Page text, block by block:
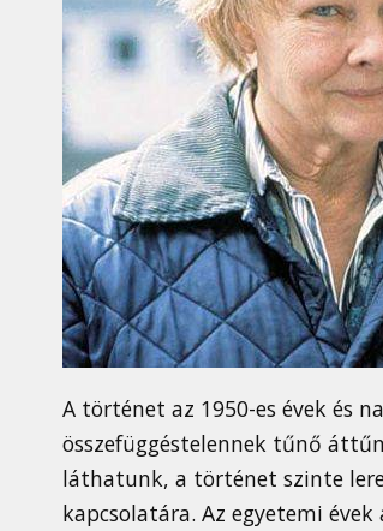
A történet az 1950-es évek és
összefüggéstelennek tűnő
láthatunk, a történet szinte
kapcsolatára. Az egyetemi